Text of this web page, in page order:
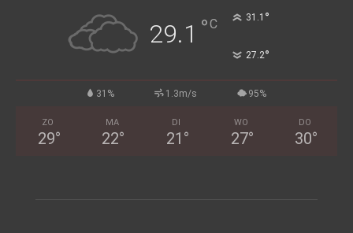
29.1 °C 31.1 °
27.2°
31% 1.3m/s 95%
ZO
29°
MA
22°
DI
21 °
WO
27°
DO
30°